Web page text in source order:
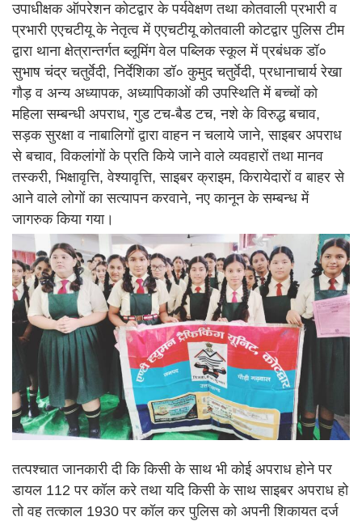
उपाधीक्षक ऑपरेशन कोटद्वार के पर्यवेक्षण तथा कोतवाली प्रभारी व
प्रभारी एएचटीयू के नेतृत्व में एएचटीयू कोतवाली कोटद्वार पुलिस टीम
द्वारा थाना क्षेत्रान्तर्गत ब्लूमिंग वेल पब्लिक स्कूल में प्रबंधक डॉ०
सुभाष चंद्र चतुर्वेदी, निर्देशिका डॉ० कुमुद चतुर्वेदी, प्रधानाचार्य रेखा
गौड़ व अन्य अध्यापक, अध्यापिकाओं की उपस्थिति में बच्चों को
महिला सम्बन्धी अपराध, गुड टच-बैड टच, नशे के विरुद्ध बचाव,
सड़क सुरक्षा व नाबालिगों द्वारा वाहन न चलाये जाने, साइबर अपराध
से बचाव, विकलांगों के प्रति किये जाने वाले व्यवहारों तथा मानव
तस्करी, भिक्षावृत्ति, वेश्यावृत्ति, साइबर क्राइम, किरायेदारों व बाहर से
आने वाले लोगों का सत्यापन करवाने, नए कानून के सम्बन्ध में
जागरुक किया गया।
तत्पश्चात जानकारी दी कि किसी के साथ भी कोई अपराध होने पर
डायल 112 पर कॉल करे तथा यदि किसी के साथ साइबर अपराध हो
तो वह तत्काल 1930 पर कॉल कर पुलिस को अपनी शिकायत दर्ज